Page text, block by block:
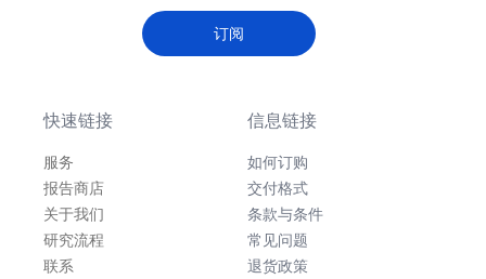
快速链接
服务
报告商店
关于我们
研究流程
联系
信息链接
如何订购
交付格式
条款与条件
常见问题
退货政策
订阅